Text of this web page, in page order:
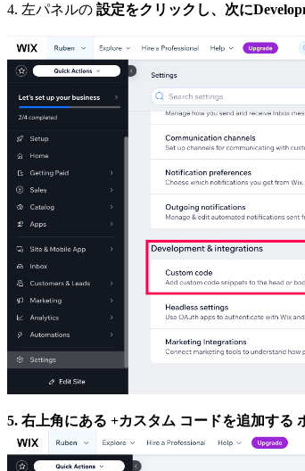
4. 左パネルの 設定をクリックし、次に
5. 右上角にある +カスタム コードを追加する